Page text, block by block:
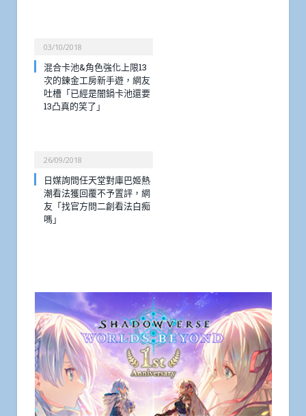
03/10/2018
混合卡池&角色強化上限13
次的鍊金工房新手遊，網友
吐槽「已經是闇鍋卡池還要
13凸真的笑了」
26/09/2018
日媒詢問任天堂對庫巴姬熱
潮看法獲回覆不予置評，網
友「找官方問二創看法白痴
嗎」